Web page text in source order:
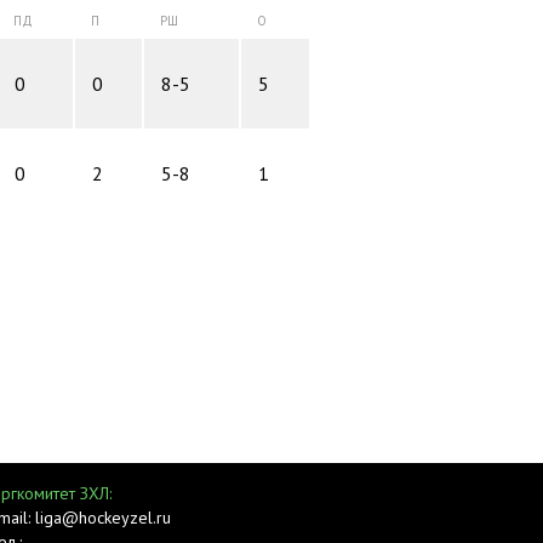
ПД П РШ О
0 0 8-5 5
0 2 5-8 1
ЗХЛ:
liga@hockeyzel.ru